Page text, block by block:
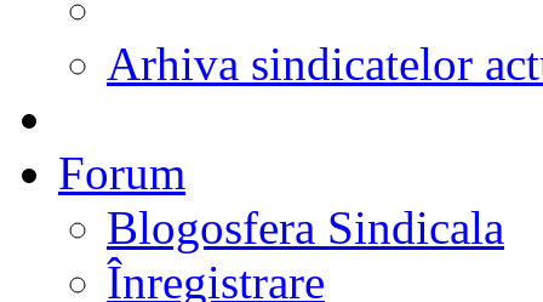
Arhiva sindicatelor
Forum
Blogosfera Sindicala
Înregistrare